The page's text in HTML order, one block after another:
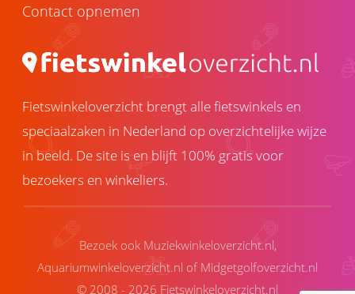
Contact opnemen
Fietswinkeloverzicht brengt alle fietswinkels en
speciaalzaken in Nederland op overzichtelijke wijze
in beeld. De site is en blijft 100% gratis voor
bezoekers en winkeliers.
Bezoek ook Muziekwinkeloverzicht.nl,
Aquariumwinkeloverzicht.nl of Midgetgolfoverzicht.nl
© 2008 - 2026 Fietswinkeloverzicht.nl